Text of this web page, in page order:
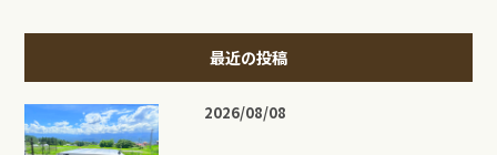
最近の投稿
2026/08/08